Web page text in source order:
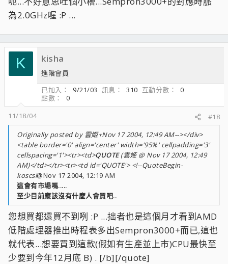
為2.0GHz喔 :P ...
K kisha
進階會員
已加入
9/21/03 訊息 310 互動分數
0
點數
0
11/18/04
#18
Originally posted by 雲姬+Nov 17 2004, 12:49 AM--></div>
<table border='0' align='center' width='95%' cellpadding='3'
cellspacing='1'><tr><td>QUOTE(雲姬 @ Nov 17 2004, 12:49
AM)</td></tr><tr><td id='QUOTE'> <!--QuoteBegin-
koscsi@Nov 17 2004, 12:19 AM
這會有市場嗎.....
至少目前應該沒有什麼人會買吧..
您想買都還買不到咧 :P ...拙者也是這個月才看到AMD
低階處理器推出時程表多出Sempron3000+而已,這也
就代表...想要買到這款(假如有生產並上市)CPU最快至
少要到今年12月底 B) . [/b][/quote]